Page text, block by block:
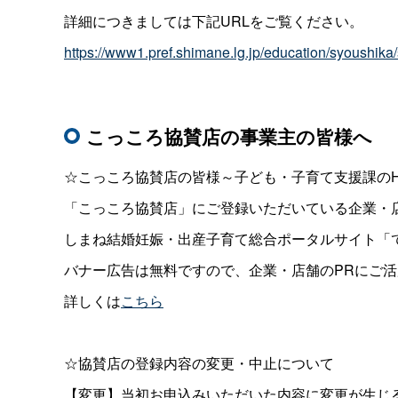
詳細につきましては下記URLをご覧ください。
https://www1.pref.shimane.lg.jp/education/
こっころ協賛店の事業主の皆様へ
☆こっころ協賛店の皆様～子ども・子育て支援課の
「こっころ協賛店」にご登録いただいている企業
しまね結婚妊娠・出産子育て総合ポータルサイト
バナー広告は無料ですので、企業・店舗のPRにご
詳しくはこちら
☆協賛店の登録内容の変更・中止について
【変更】当初お申込みいただいた内容に変更が生